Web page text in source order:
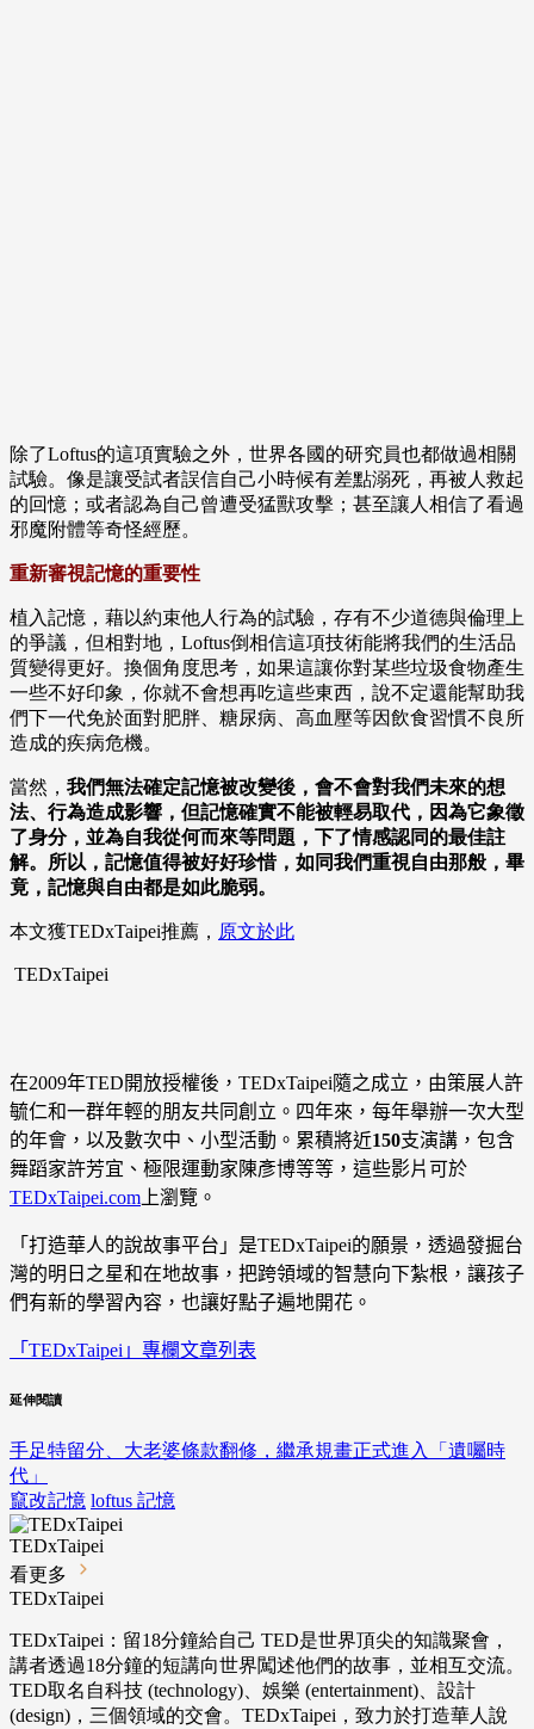
除了Loftus的這項實驗之外，世界各國的研究員也都做過相關
試驗。像是讓受試者誤信自己小時候有差點溺死，再被人救起
的回憶；或者認為自己曾遭受猛獸攻擊；甚至讓人相信了看過
邪魔附體等奇怪經歷。
重新審視記憶的重要性
植入記憶，藉以約束他人行為的試驗，存有不少道德與倫理上
的爭議，但相對地，Loftus倒相信這項技術能將我們的生活品
質變得更好。換個角度思考，如果這讓你對某些垃圾食物產生
一些不好印象，你就不會想再吃這些東西，說不定還能幫助我
們下一代免於面對肥胖、糖尿病、高血壓等因飲食習慣不良所
造成的疾病危機。
當然， 我們無法確定記憶被改變後，會不會對我們未來的想
法、行為造成影響，但記憶確實不能被輕易取代，因為它象徵
了身分，並為自我從何而來等問題，下了情感認同的最佳註
解。所以，記憶值得被好好珍惜，如同我們重視自由那般，畢
竟，記憶與自由都是如此脆弱。
本文獲TEDxTaipei推薦， 原文於此
TEDxTaipei
在2009年TED開放授權後， TEDxTaipei隨之成立，由策展人許
毓仁和一群年輕的朋友共同創立。四年來，每年舉辦一次大型
的年會，以及數次中、小型活動。累積將近150支演講，包含
舞蹈家許芳宜、極限運動家陳彥博等等，這些影片可於
TEDxTaipei.com上瀏覽。
「打造華人的說故事平台」是TEDxTaipei的願景，透過發掘台
灣的明日之星和在地故事，把跨領域的智慧向下紮根，讓孩子
們有新的學習內容，也讓好點子遍地開花。
「TEDxTaipei」專欄文章列表
延伸閱讀
手足特留分、大老婆條款翻修，繼承規畫正式進入「遺囑時
代」
竄改記憶 loftus 記憶
TEDxTaipei
看更多
TEDxTaipei
TEDxTaipei：留18分鐘給自己 TED是世界頂尖的知識聚會，
講者透過18分鐘的短講向世界闖述他們的故事，並相互交流。
TED取名自科技 (technology)、娛樂 (entertainment)、設計
(design)，三個領域的交會。TEDxTaipei，致力於打造華人說